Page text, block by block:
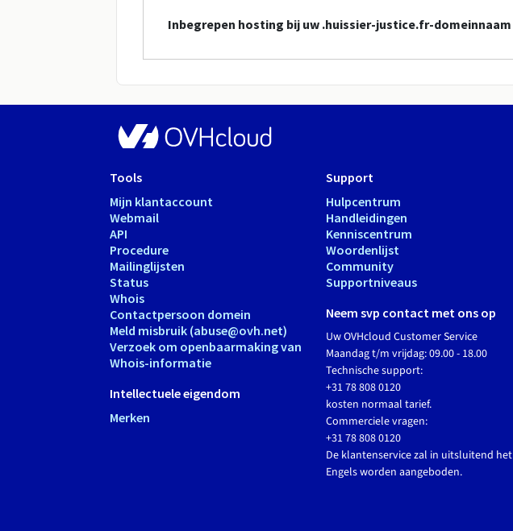
Inbegrepen hosting bij uw .huissier-justice.fr-domeinnaam
Tools
Mijn klantaccount
Webmail
API
Procedure
Mailinglijsten
Status
Whois
Contactpersoon domein
Meld misbruik (abuse@ovh.net)
Verzoek om openbaarmaking van
Whois-informatie
Intellectuele eigendom
Merken
Support
Hulpcentrum
Handleidingen
Kenniscentrum
Woordenlijst
Community
Supportniveaus
Neem svp contact met ons op
Uw OVHcloud Customer Service
Maandag t/m vrijdag: 09.00 - 18.00
Technische support:
+31 78 808 0120
kosten normaal tarief.
Commerciele vragen:
+31 78 808 0120
De klantenservice zal in uitsluitend het
Engels worden aangeboden.